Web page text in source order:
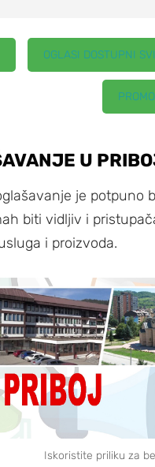
OGLASI DOSTUPNI
U
je potpuno
biti vidljiv i
i proizvoda.
Iskoristite priliku za